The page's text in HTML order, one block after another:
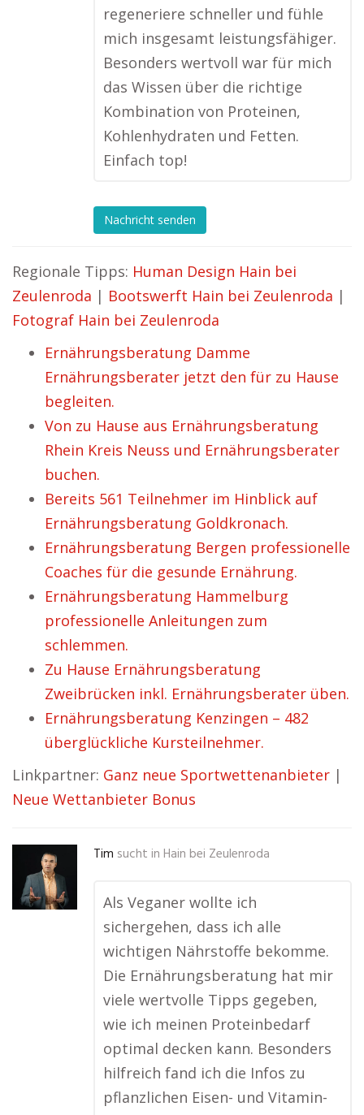
regeneriere schneller und fühle
mich insgesamt leistungsfähiger.
Besonders wertvoll war für mich
das Wissen über die richtige
Kombination von Proteinen,
Kohlenhydraten und Fetten.
Einfach top!
Nachricht senden
Regionale Tipps: Human Design Hain bei
Zeulenroda | Bootswerft Hain bei Zeulenroda |
Fotograf Hain bei Zeulenroda
Ernährungsberatung Damme
Ernährungsberater jetzt den für zu Hause
begleiten.
Von zu Hause aus Ernährungsberatung
Rhein Kreis Neuss und Ernährungsberater
buchen.
Bereits 561 Teilnehmer im Hinblick auf
Ernährungsberatung Goldkronach.
Ernährungsberatung Bergen professionelle
Coaches für die gesunde Ernährung.
Ernährungsberatung Hammelburg
professionelle Anleitungen zum
schlemmen.
Zu Hause Ernährungsberatung
Zweibrücken inkl. Ernährungsberater üben.
Ernährungsberatung Kenzingen – 482
überglückliche Kursteilnehmer.
Linkpartner: Ganz neue Sportwettenanbieter |
Neue Wettanbieter Bonus
Tim sucht in Hain bei Zeulenroda
Als Veganer wollte ich
sichergehen, dass ich alle
wichtigen Nährstoffe bekomme.
Die Ernährungsberatung hat mir
viele wertvolle Tipps gegeben,
wie ich meinen Proteinbedarf
optimal decken kann. Besonders
hilfreich fand ich die Infos zu
pflanzlichen Eisen- und Vitamin-